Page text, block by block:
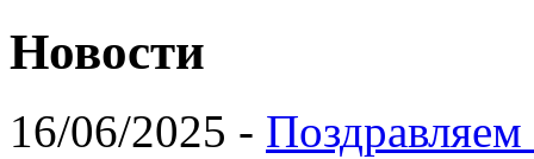
Новости
16/06/2025 -